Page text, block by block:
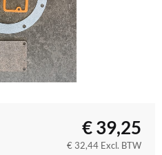
€39,25
€ 32,44 Excl. BTW